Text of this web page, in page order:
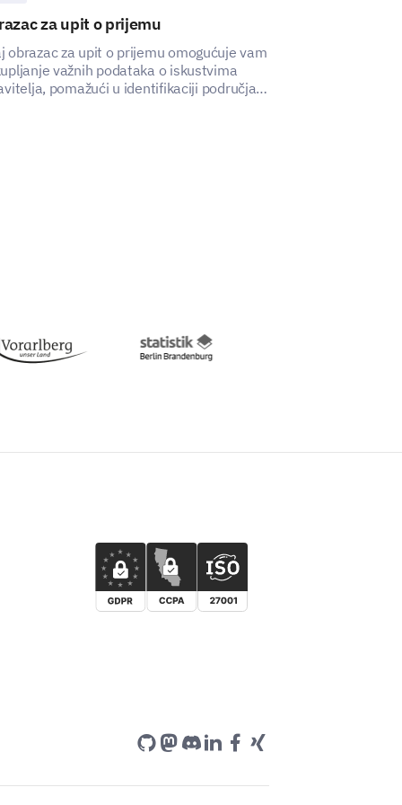
za upit o prijemu
obrazac za upit o prijemu omogućuje vam
važnih podataka o iskustvima
pomažući u identifikaciji područja